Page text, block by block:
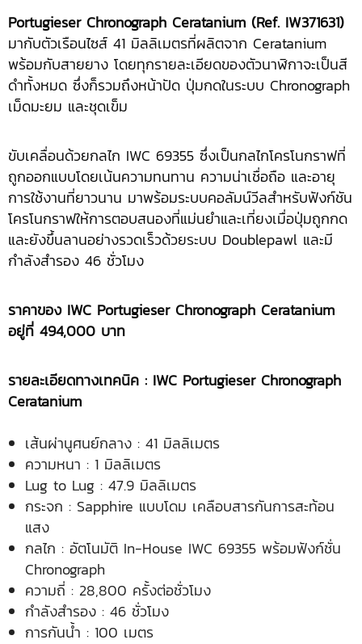
Portugieser Chronograph Ceratanium (Ref. IW371631)
มากับตัวเรือนไซส์ 41 มิลลิเมตรที่ผลิตจาก Ceratanium
พร้อมกับสายยาง โดยทุกรายละเอียดของตัวนาฬิกาจะเป็นสี
ดำทั้งหมด ซึ่งก็รวมถึงหน้าปัด ปุ่มกดในระบบ Chronograph
เม็ดมะยม และชุดเข็ม
ขับเคลื่อนด้วยกลไก IWC 69355 ซึ่งเป็นกลไกโครโนกราฟที่
ถูกออกแบบโดยเน้นความทนทาน ความน่าเชื่อถือ และอายุ
การใช้งานที่ยาวนาน มาพร้อมระบบคอลัมน์วีลสำหรับฟังก์ชัน
โครโนกราฟให้การตอบสนองที่แม่นยำและเที่ยงเมื่อปุ่มถูกกด
และยังขึ้นลานอย่างรวดเร็วด้วยระบบ Doublepawl และมี
กำลังสำรอง 46 ชั่วโมง
ราคาของ IWC Portugieser Chronograph Ceratanium
อยู่ที่ 494,000 บาท
รายละเอียดทางเทคนิค : IWC Portugieser Chronograph
Ceratanium
เส้นผ่านูศนย์กลาง : 41 มิลลิเมตร
ความหนา : 1 มิลลิเมตร
Lug to Lug : 47.9 มิลลิเมตร
กระจก : Sapphire แบบโดม เคลือบสารกันการสะท้อน
แสง
กลไก : อัตโนมัติ In-House IWC 69355 พร้อมฟังก์ชั่น
Chronograph
ความถี่ : 28,800 ครั้งต่อชั่วโมง
กำลังสำรอง : 46 ชั่วโมง
การกันน้ำ : 100 เมตร